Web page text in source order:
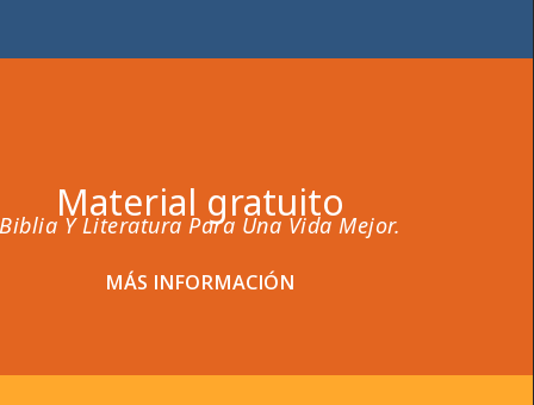
Material gratuito
Biblia Y Literatura Para Una Vida Mejor.
MÁS INFORMACIÓN